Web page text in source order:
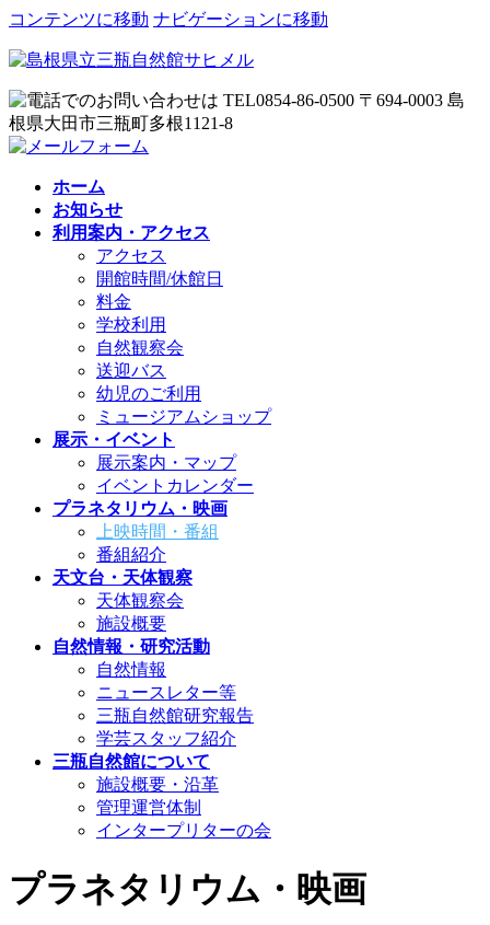
コンテンツに移動 ナビゲーションに移動
ホーム
お知らせ
利用案内・アクセス
アクセス
開館時間/休館日
料金
学校利用
自然観察会
送迎バス
幼児のご利用
ミュージアムショップ
展示・イベント
展示案内・マップ
イベントカレンダー
プラネタリウム・映画
上映時間・番組
番組紹介
天文台・天体観察
天体観察会
施設概要
自然情報・研究活動
自然情報
ニュースレター等
三瓶自然館研究報告
学芸スタッフ紹介
三瓶自然館について
施設概要・沿革
管理運営体制
インタープリターの会
プラネタリウム・映画